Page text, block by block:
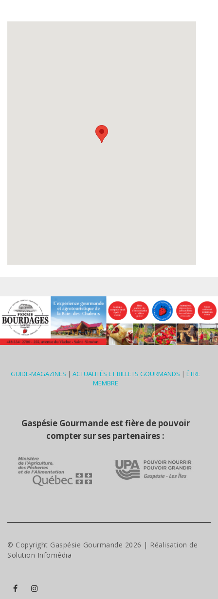
GUIDE-MAGAZINES | ACTUALITÉS ET BILLETS GOURMANDS | ÊTRE
MEMBRE
Gaspésie Gourmande est fière de pouvoir
compter sur ses partenaires :
© Copyright Gaspésie Gourmande 2026 | Réalisation de
Solution Infomédia